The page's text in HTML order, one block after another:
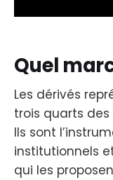
Quel
Les dérivés
trois quarts
Ils sont
institutionnels
qui les